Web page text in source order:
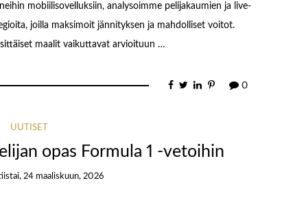
mobiilisovelluksiin, analysoimme pelijakaumien ja live-
joilla maksimoit jännityksen ja mahdolliset voitot.
maalit vaikuttavat arvioituun …
0
UUTISET
opas Formula 1 -vetoihin
24 maaliskuun, 2026